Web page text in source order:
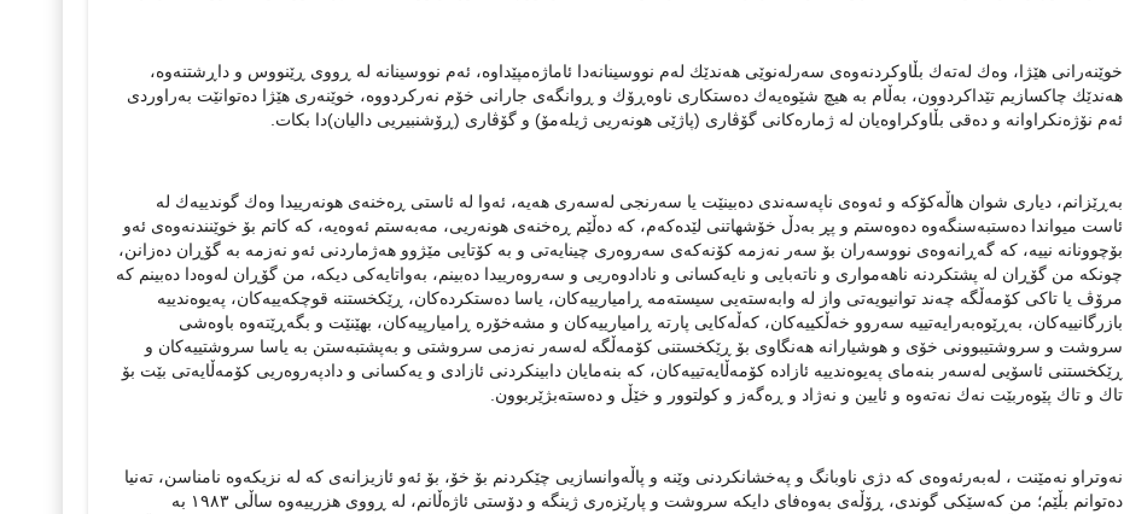
خوێنەرانی هێژا، وەك لەتەك بڵاوكردنەوەی سەرلەنوێی هەندێك لەم نووسینانەدا ئاماژەمپێداوە، ئەم نووسینانە لە ڕووی ڕێنووس و داڕشتنەوە،
هەندێك چاكسازیم تێداكردوون، بەڵام بە هیچ شێوەیەك دەستكاری ناوەڕۆك و ڕوانگەی جارانی خۆم نەركردووە، خوێنەری هێژا دەتوانێت بەراوردی
ئەم نۆژەنكراوانە و دەقی بڵاوكراوەیان لە ژمارەكانی گۆڤاری (پاژێی هونەریی ژیلەمۆ) و گۆڤاری (ڕۆشنبیریی دالیان)دا بكات.
بەڕێزانم، دیاری شوان هاڵەكۆكە و ئەوەی ناپەسەندی دەبینێت یا سەرنجی لەسەری هەیە، ئەوا لە ئاستی ڕەخنەی هونەرییدا وەك گوندییەك لە
ئاست میواندا دەستبەسنگەوە دەوەستم و پڕ بەدڵ خۆشهاتنی لێدەكەم، كە دەڵێم ڕەخنەی هونەریی، مەبەستم ئەوەیە، كە كاتم بۆ خوێنندنەوەی ئەو
بۆچوونانە نییە، كە گەڕانەوەی نووسەران بۆ سەر نەزمە كۆنەكەی سەروەری چینایەتی و بە كۆتایی مێژوو هەژماردنی ئەو نەزمە بە گۆڕان دەزانن،
چونكە من گۆڕان لە پشتكردنە ناهەمواری و ناتەبایی و نایەكسانی و نادادوەریی و سەروەرییدا دەبینم، بەواتایەكی دیكە، من گۆڕان لەوەدا دەبینم كە
مرۆڤ یا تاكی كۆمەڵگە چەند توانیویەتی واز لە وابەستەیی سیستەمە ڕامیارییەكان، یاسا دەستكردەكان، ڕێكخستنە قوچكەییەكان، پەیوەندییە
بازرگانییەكان، بەڕێوەبەرایەتییە سەروو خەڵكییەكان، كەڵەكایی پارتە ڕامیارییەكان و مشەخۆرە ڕامیارپیەكان، بھێنێت و بگەڕێتەوە باوەشی
سروشت و سروشتیبوونی خۆی و ھوشیارانە ھەنگاوی بۆ ڕێكخستنی كۆمەڵگە لەسەر نەزمی سروشتی و بەپشتبەستن بە یاسا سروشتییەكان و
ڕێكخستنی ئاسۆیی لەسەر بنەمای پەیوەندییە ئازادە كۆمەڵایەتییەكان، كە بنەمایان دابینكردنی ئازادی و یەكسانی و دادپەروەریی كۆمەڵایەتی بێت بۆ
تاك و تاك پێوەربێت نەك نەتەوە و ئایین و نەژاد و ڕەگەز و كولتوور و خێڵ و دەستەبژێربوون.
نەوتراو نەمێنت ، لەبەرئەوەی كە دژی ناوبانگ و پەخشانكردنی وێنە و پاڵەوانسازیی چێكردنم بۆ خۆ، بۆ ئەو ئازیزانەی كە لە نزیكەوە نامناسن، تەنیا
دەتوانم بڵێم؛ من كەسێكی گوندی، ڕۆڵەی بەوەفای دایكە سروشت و پارێزەری ژینگە و دۆستی ئاژەڵانم، لە ڕووی ھزرییەوە ساڵی ١٩٨٣ بە